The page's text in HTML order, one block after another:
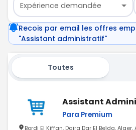
Expérience demandée
Recois par email les offres
"Assistant administratif"
Toutes
Assistant
Para Premium
Bordj El Kiffan, Daïra Dar El Beïda, Alger,